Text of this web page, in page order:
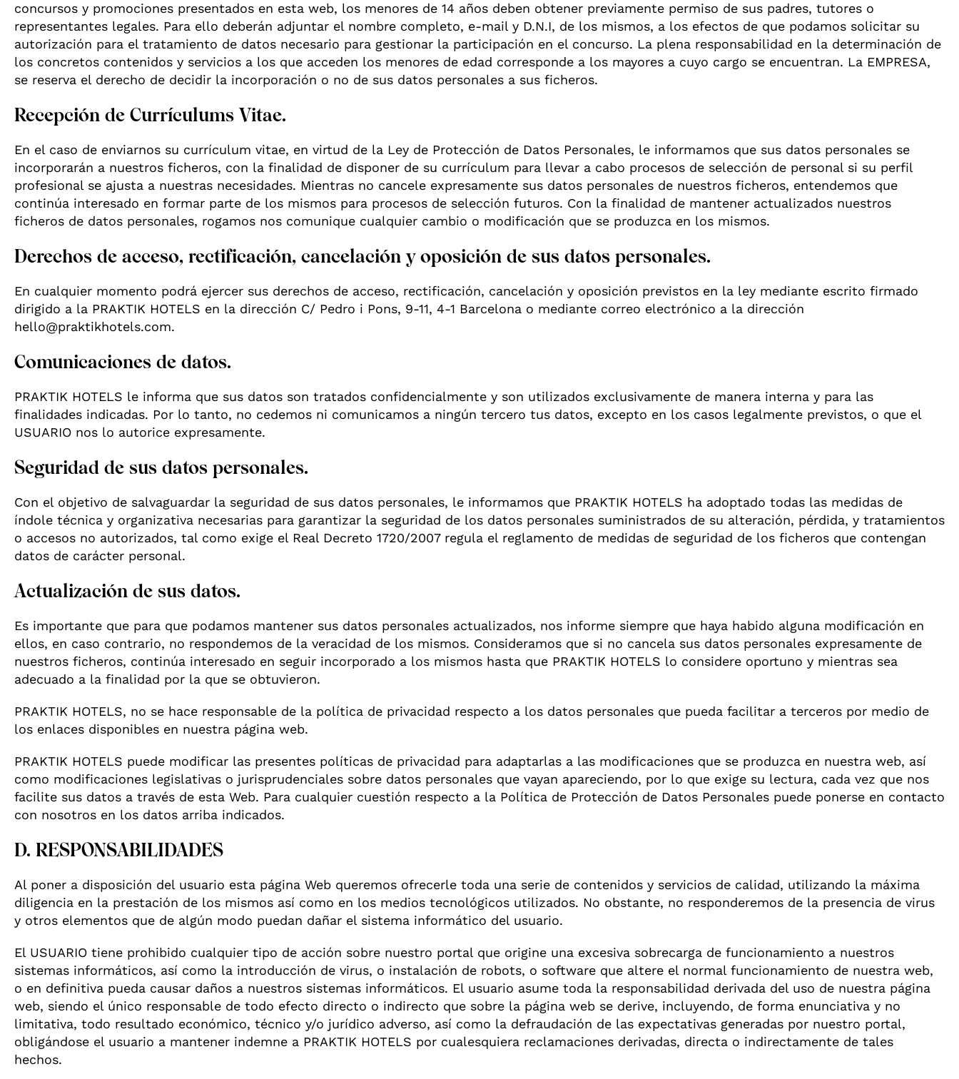
concursos y promociones presentados en esta web, los menores de 14 años deben obtener previamente permiso de sus padres, tutores o
representantes legales. Para ello deberán adjuntar el nombre completo, e-mail y D.N.I, de los mismos, a los efectos de que podamos solicitar su
autorización para el tratamiento de datos necesario para gestionar la participación en el concurso. La plena responsabilidad en la determinación de
los concretos contenidos y servicios a los que acceden los menores de edad corresponde a los mayores a cuyo cargo se encuentran. La EMPRESA,
se reserva el derecho de decidir la incorporación o no de sus datos personales a sus ficheros.
Recepción de Currículums Vitae.
En el caso de enviarnos su currículum vitae, en virtud de la Ley de Protección de Datos Personales, le informamos que sus datos personales se
incorporarán a nuestros ficheros, con la finalidad de disponer de su currículum para llevar a cabo procesos de selección de personal si su perfil
profesional se ajusta a nuestras necesidades. Mientras no cancele expresamente sus datos personales de nuestros ficheros, entendemos que
continúa interesado en formar parte de los mismos para procesos de selección futuros. Con la finalidad de mantener actualizados nuestros
ficheros de datos personales, rogamos nos comunique cualquier cambio o modificación que se produzca en los mismos.
Derechos de acceso, rectificación, cancelación y oposición de sus datos personales.
En cualquier momento podrá ejercer sus derechos de acceso, rectificación, cancelación y oposición previstos en la ley mediante escrito firmado
dirigido a la PRAKTIK HOTELS en la dirección C/ Pedro i Pons, 9-11, 4-1 Barcelona o mediante correo electrónico a la dirección
hello@praktikhotels.com.
Comunicaciones de datos.
PRAKTIK HOTELS le informa que sus datos son tratados confidencialmente y son utilizados exclusivamente de manera interna y para las
finalidades indicadas. Por lo tanto, no cedemos ni comunicamos a ningún tercero tus datos, excepto en los casos legalmente previstos, o que el
USUARIO nos lo autorice expresamente.
Seguridad de sus datos personales.
Con el objetivo de salvaguardar la seguridad de sus datos personales, le informamos que PRAKTIK HOTELS ha adoptado todas las medidas de
índole técnica y organizativa necesarias para garantizar la seguridad de los datos personales suministrados de su alteración, pérdida, y tratamientos
o accesos no autorizados, tal como exige el Real Decreto 1720/2007 regula el reglamento de medidas de seguridad de los ficheros que contengan
datos de carácter personal.
Actualización de sus datos.
Es importante que para que podamos mantener sus datos personales actualizados, nos informe siempre que haya habido alguna modificación en
ellos, en caso contrario, no respondemos de la veracidad de los mismos. Consideramos que si no cancela sus datos personales expresamente de
nuestros ficheros, continúa interesado en seguir incorporado a los mismos hasta que PRAKTIK HOTELS lo considere oportuno y mientras sea
adecuado a la finalidad por la que se obtuvieron.
PRAKTIK HOTELS, no se hace responsable de la política de privacidad respecto a los datos personales que pueda facilitar a terceros por medio de
los enlaces disponibles en nuestra página web.
PRAKTIK HOTELS puede modificar las presentes políticas de privacidad para adaptarlas a las modificaciones que se produzca en nuestra web, así
como modificaciones legislativas o jurisprudenciales sobre datos personales que vayan apareciendo, por lo que exige su lectura, cada vez que nos
facilite sus datos a través de esta Web. Para cualquier cuestión respecto a la Política de Protección de Datos Personales puede ponerse en contacto
con nosotros en los datos arriba indicados.
D. RESPONSABILIDADES
Al poner a disposición del usuario esta página Web queremos ofrecerle toda una serie de contenidos y servicios de calidad, utilizando la máxima
diligencia en la prestación de los mismos así como en los medios tecnológicos utilizados. No obstante, no responderemos de la presencia de virus
y otros elementos que de algún modo puedan dañar el sistema informático del usuario.
El USUARIO tiene prohibido cualquier tipo de acción sobre nuestro portal que origine una excesiva sobrecarga de funcionamiento a nuestros
sistemas informáticos, así como la introducción de virus, o instalación de robots, o software que altere el normal funcionamiento de nuestra web,
o en definitiva pueda causar daños a nuestros sistemas informáticos. El usuario asume toda la responsabilidad derivada del uso de nuestra página
web, siendo el único responsable de todo efecto directo o indirecto que sobre la página web se derive, incluyendo, de forma enunciativa y no
limitativa, todo resultado económico, técnico y/o jurídico adverso, así como la defraudación de las expectativas generadas por nuestro portal,
obligándose el usuario a mantener indemne a PRAKTIK HOTELS por cualesquiera reclamaciones derivadas, directa o indirectamente de tales
hechos.